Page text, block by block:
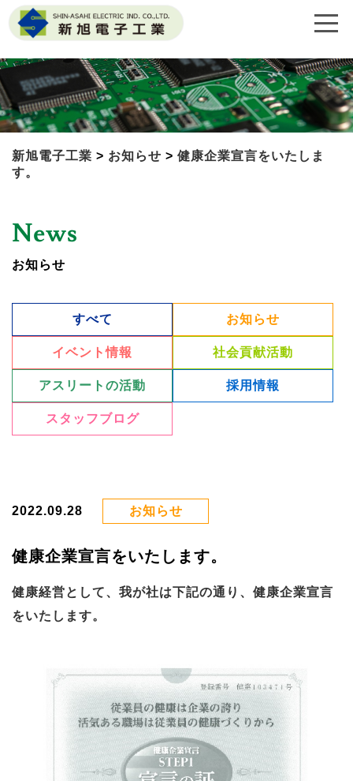
新旭電子工業 > お知らせ > 健康企業宣言をいたしま
す。
News
お知らせ
すべて お知らせ
イベント情報 社会貢献活動
アスリートの活動 採用情報
スタッフブログ
2022.09.28 お知らせ
健康企業宣言をいたします。
健康経営として、我が社は下記の通り、健康企業宣言
をいたします。